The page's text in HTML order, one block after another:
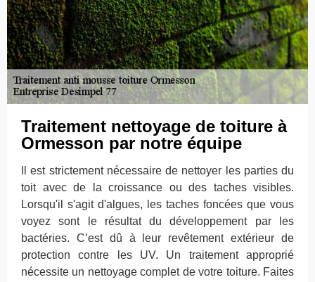
Traitement nettoyage de toiture à
Ormesson par notre équipe
Il est strictement nécessaire de nettoyer les parties du
toit avec de la croissance ou des taches visibles.
Lorsqu'il s'agit d'algues, les taches foncées que vous
voyez sont le résultat du développement par les
bactéries. C’est dû à leur revêtement extérieur de
protection contre les UV. Un traitement approprié
nécessite un nettoyage complet de votre toiture. Faites